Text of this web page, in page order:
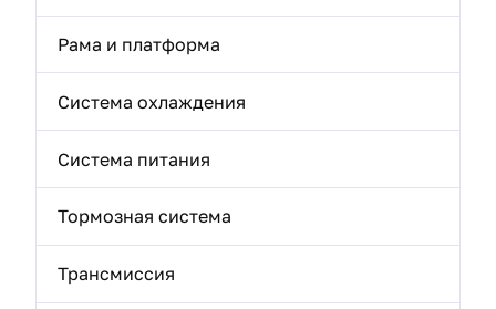
Рама и платформа
Система охлаждения
Система питания
Тормозная система
Трансмиссия